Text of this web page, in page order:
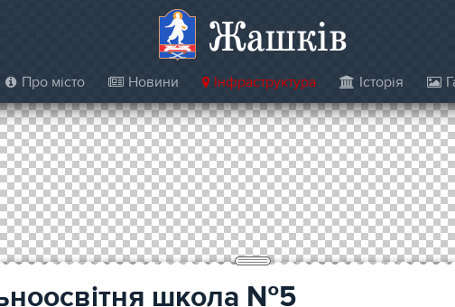
Жашків
Про місто Новини Інфраструктура Історія
школа №5